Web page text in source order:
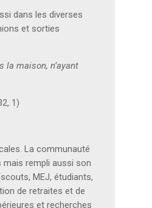
dans les diverses
et sorties
la maison, n’ayant
1)
La communauté
mais rempli aussi son
MEJ, étudiants,
de retraites et de
et recherches